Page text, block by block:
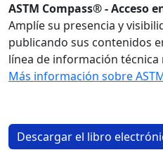
ASTM Compass® - Acceso
Amplíe su presencia y
publicando sus contenidos
línea de información
Más información sobre
Descargar el libro